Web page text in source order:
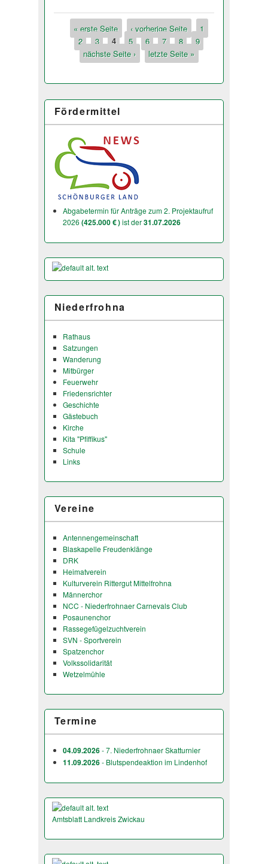
Seiten
« erste Seite ‹ vorherige Seite
1
2
3 4 5 6 7 8
9
nächste Seite ›
letzte Seite »
Fördermittel
Abgabetermin für Anträge zum 2. Projektaufruf
2026 (425.000 € )ist der31.07.2026
Niederfrohna
Rathaus
Satzungen
Wanderung
Mitbürger
Feuerwehr
Friedensrichter
Geschichte
Gästebuch
Kirche
Kita "Pfiffikus"
Schule
Links
Vereine
Antennengemeinschaft
Blaskapelle Freudenklänge
DRK
Heimatverein
Kulturverein Rittergut Mittelfrohna
Männerchor
NCC - Niederfrohnaer Carnevals Club
Posaunenchor
Rassegefügelzuchtverein
SVN - Sportverein
Spatzenchor
Volkssolidarität
Wetzelmühle
Termine
04.09.2026- 7. Niederfrohnaer Skatturnier
11.09.2026- Blutspendeaktion im Lindenhof
Amtsblatt Landkreis Zwickau